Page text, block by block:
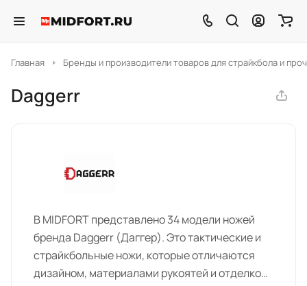
Главная Бренды и производители товаров для страйкбола и
Daggerr
В MIDFORT представлено 34 модели ножей
бренда Daggerr (Даггер). Это тактические и
страйкбольные ножи, которые отличаются
дизайном, материалами рукоятей и отделкой